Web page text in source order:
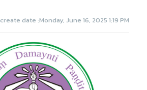
create date :Monday, June 16, 2025 1:19 PM